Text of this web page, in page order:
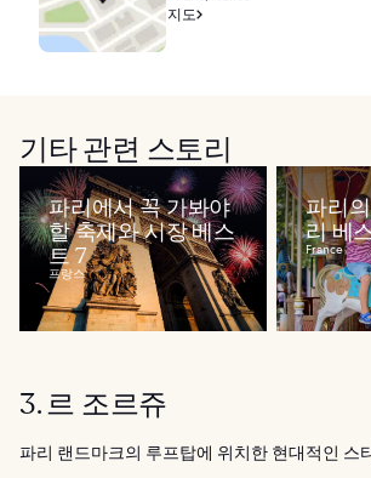
지도
기타 관련 스토리
파리에서 꼭 가봐야
할 축제와 시장 베스
트 7
프랑스
파리
리 베
France
3. 르 조르쥬
파리 랜드마크의 루프탑에 위치한 현대적인 스